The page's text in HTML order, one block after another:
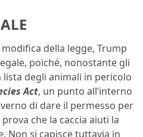
della legge, Trump
poiché, nonostante gli
degli animali in pericolo
Act, un punto all’interno
di dare il permesso per
che la caccia aiuti la
Non si capisce tuttavia in